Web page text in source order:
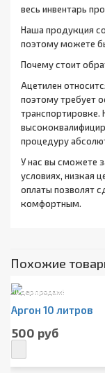
весь инвентарь
Наша продукция
поэтому можете
Почему стоит
Ацетилен
поэтому требует
транспортировке.
процедуру
У нас вы сможете
условиях, низкая
оплаты позволят
комфортным.
Похожие
Лидер продаж!
Аргон 10 литров
1 500 руб